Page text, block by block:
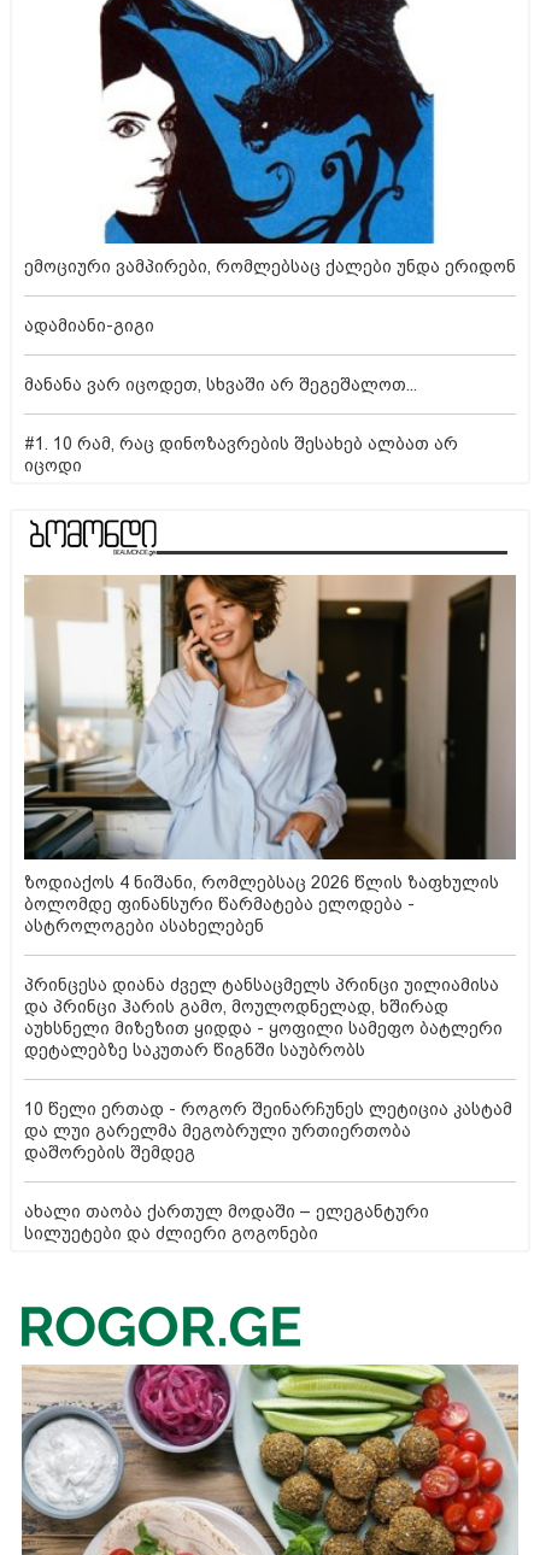
ემოციური ვამპირები, რომლებსაც ქალები უნდა ერიდონ
ადამიანი-გიგი
მანანა ვარ იცოდეთ, სხვაში არ შეგეშალოთ...
#1. 10 რამ, რაც დინოზავრების შესახებ ალბათ არ
იცოდი
ზოდიაქოს 4 ნიშანი, რომლებსაც 2026 წლის ზაფხულის
ბოლომდე ფინანსური წარმატება ელოდება -
ასტროლოგები ასახელებენ
პრინცესა დიანა ძველ ტანსაცმელს პრინცი უილიამისა
და პრინცი ჰარის გამო, მოულოდნელად, ხშირად
აუხსნელი მიზეზით ყიდდა - ყოფილი სამეფო ბატლერი
დეტალებზე საკუთარ წიგნში საუბრობს
10 წელი ერთად - როგორ შეინარჩუნეს ლეტიცია კასტამ
და ლუი გარელმა მეგობრული ურთიერთობა
დაშორების შემდეგ
ახალი თაობა ქართულ მოდაში – ელეგანტური
სილუეტები და ძლიერი გოგონები